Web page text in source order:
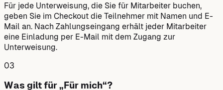
Für jede Unterweisung, die Sie für Mitarbeiter buchen,
geben Sie im Checkout die Teilnehmer mit Namen und E-
Mail an. Nach Zahlungseingang erhält jeder Mitarbeiter
eine Einladung per E-Mail mit dem Zugang zur
Unterweisung.
03
Was gilt für „Für mich“?